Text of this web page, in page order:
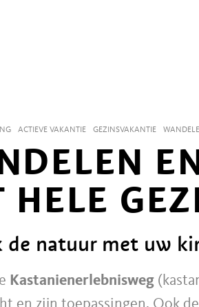
ACTIEVE VAKANTIE GEZINSVAKANTIE
HELE
de natuur met uw
Kastanienerlebnisweg